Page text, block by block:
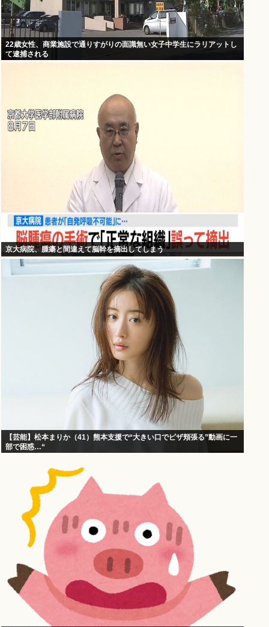
22歳女性、商業施設で通りすがりの面識無い女子中学生にラリアットし
て逮捕される
京大病院、腫瘍と間違えて脳幹を摘出してしまう
【芸能】松本まりか（41）熊本支援で“大きい口でピザ頬張る”動画に一
部で困惑…“